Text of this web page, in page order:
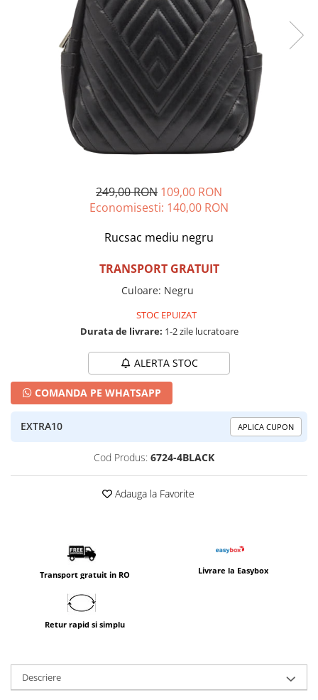
Incaltamine primavara-vara piele
Imbracaminte
Camasi si topuri
Blugi si pantaloni
Pulovere si cardigane
Incaltaminte toamna-iarna piele
249,00 RON 109,00 RON
Economisesti: 140,00 RON
Rucsac mediu negru
TRANSPORT GRATUIT
Culoare: Negru
STOC EPUIZAT
Durata de livrare: 1-2 zile lucratoare
ALERTA STOC
COMANDA PE WHATSAPP
EXTRA10 APLICA CUPON
Cod Produs: 6724-4BLACK
Adauga la Favorite
Transport gratuit in RO Livrare la Easybox
Retur rapid si simplu
Descriere